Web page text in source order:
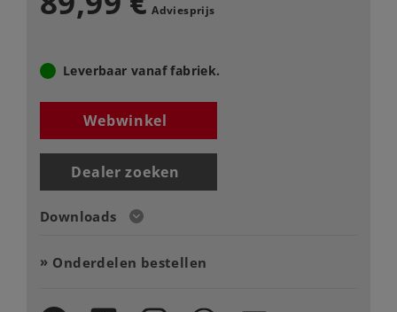
Adviesprijs
Leverbaar vanaf fabriek.
Webwinkel
Dealer zoeken
Downloads
Onderdelen bestellen